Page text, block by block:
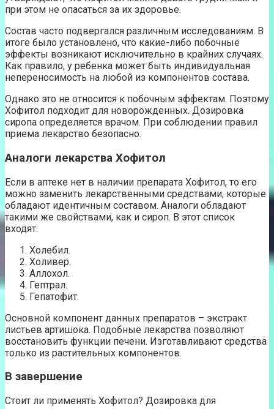
при этом не опасаться за их здоровье.
Состав часто подвергался различным исследованиям. В
итоге было установлено, что какие-либо побочные
эффекты возникают исключительно в крайних случаях.
Как правило, у ребенка может быть индивидуальная
непереносимость на любой из компонентов состава.
Однако это не относится к побочным эффектам. Поэтому
Хофитол подходит для новорожденных. Дозировка
сиропа определяется врачом. При соблюдении правил
приема лекарство безопасно.
Аналоги лекарства Хофитол
Если в аптеке нет в наличии препарата Хофитол, то его
можно заменить лекарственными средствами, которые
обладают идентичным составом. Аналоги обладают
такими же свойствами, как и сироп. В этот список
входят:
Холебил.
Холивер.
Аллохол.
Гептрал.
Гепатофит.
Основной компонент данных препаратов – экстракт
листьев артишока. Подобные лекарства позволяют
восстановить функции печени. Изготавливают средства
только из растительных компонентов.
В завершение
Стоит ли применять Хофитол? Дозировка для